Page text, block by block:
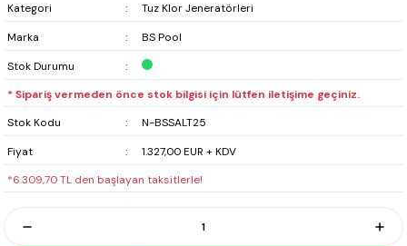
Kategori
Tuz Klor Jeneratörleri
Marka
BS Pool
Stok Durumu
* Sipariş vermeden önce stok bilgisi için lütfen iletişime geçiniz.
Stok Kodu
N-BSSALT25
Fiyat
1.327,00 EUR + KDV
*6.309,70 TL den başlayan taksitlerle!